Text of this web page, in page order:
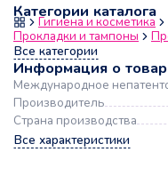
Категории каталога
Гигиена и косметика
Прокладки и тампоны
Все категории
Информация о
Международное
Производитель
Страна производства
Все характеристики